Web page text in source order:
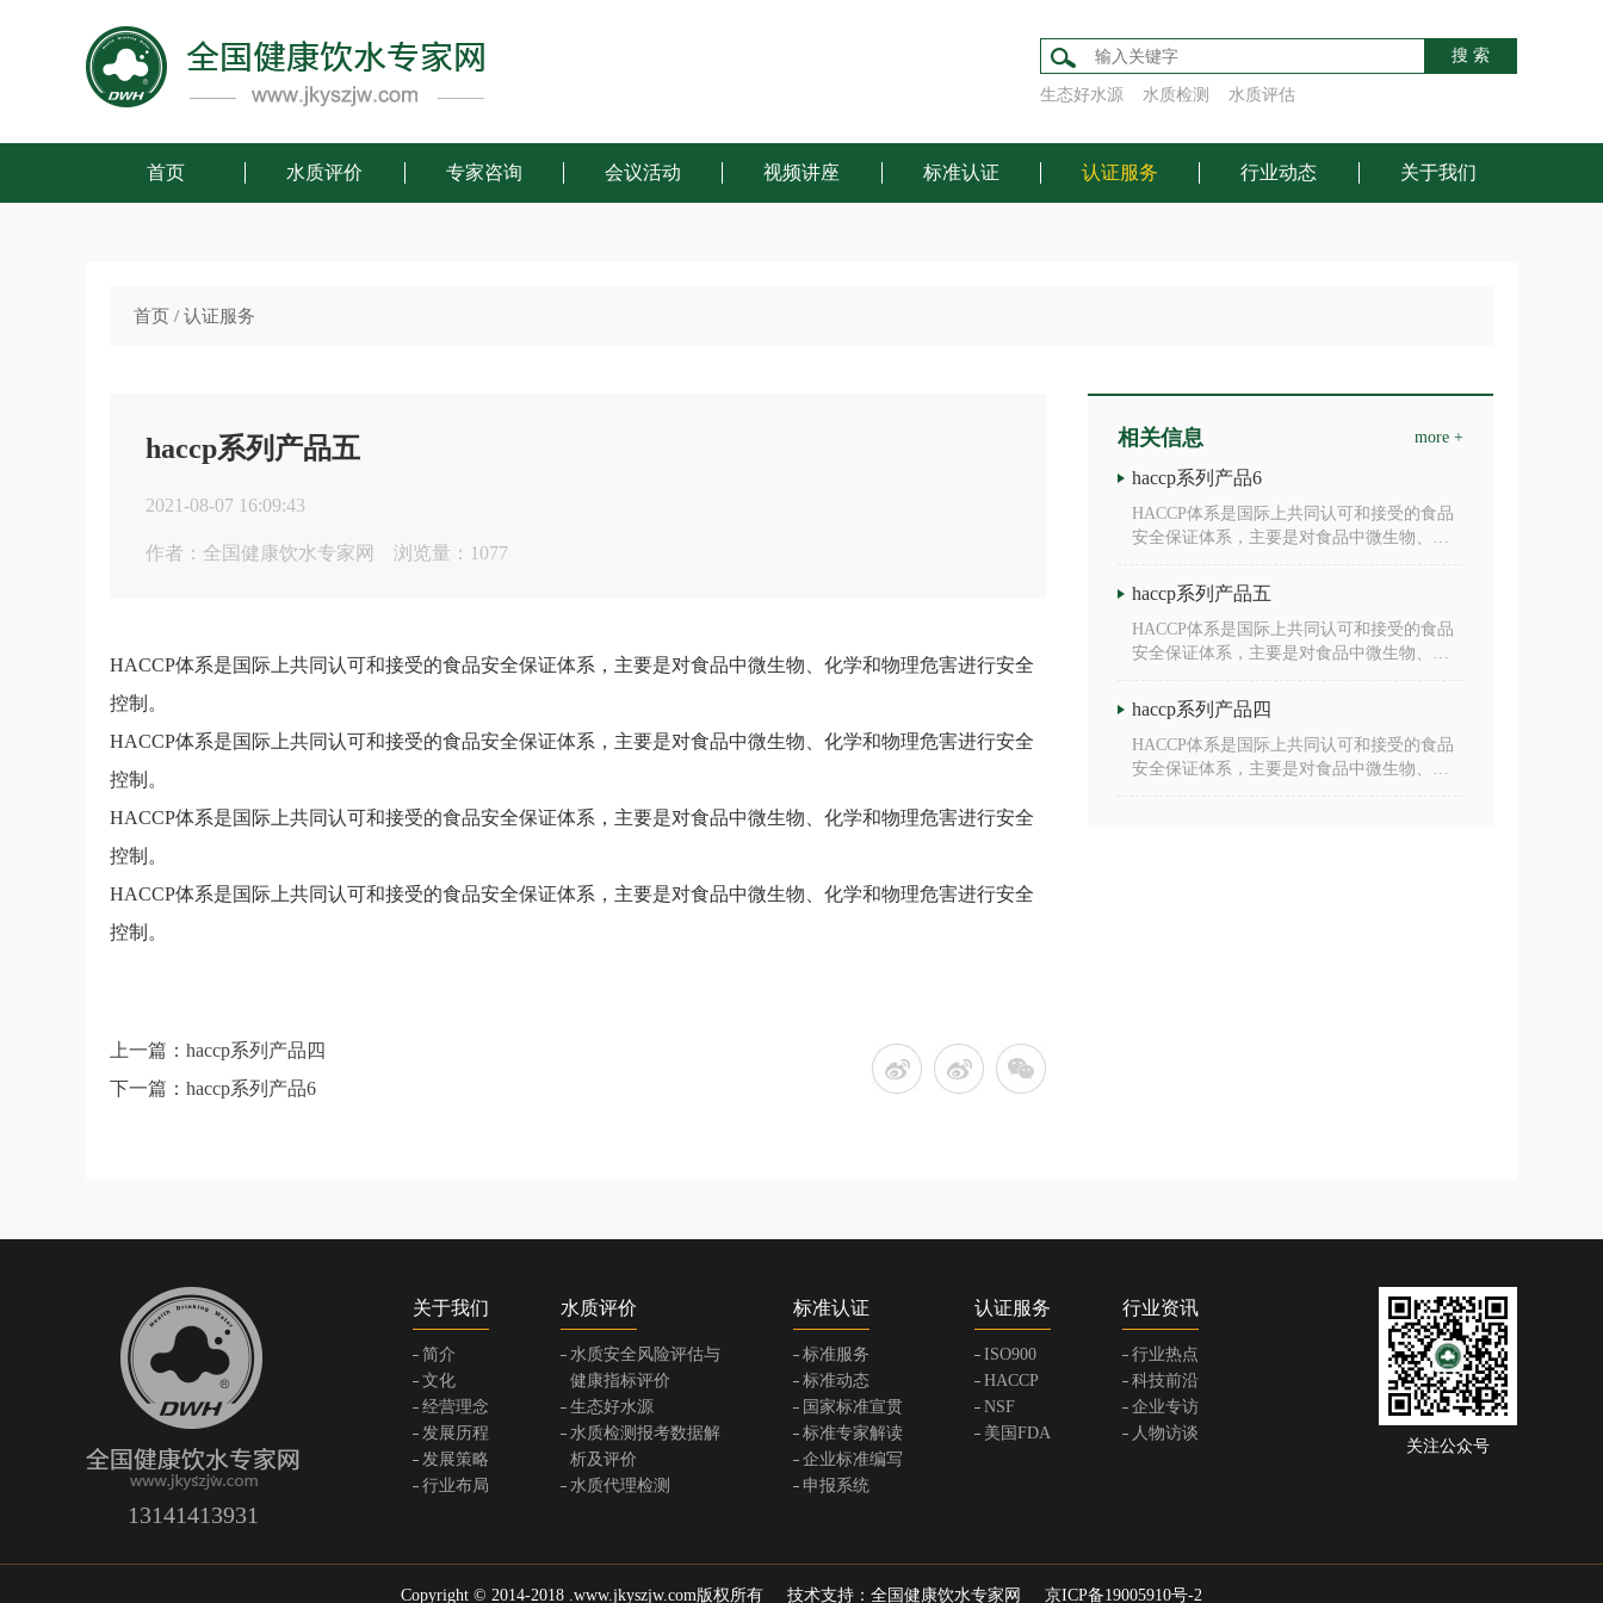
搜 索
生态好水源 水质检测 水质评估
首页 水质评价 专家咨询 会议活动 视频讲座 标准认证 认证服务 行业动态 关于我们
首页 / 认证服务
haccp系列产品五
2021-08-07 16:09:43
作者：全国健康饮水专家网 浏览量：1077
HACCP体系是国际上共同认可和接受的食品安全保证体系，主要是对食品中微生物、化学和物理危害进行安全
控制。
HACCP体系是国际上共同认可和接受的食品安全保证体系，主要是对食品中微生物、化学和物理危害进行安全
控制。
HACCP体系是国际上共同认可和接受的食品安全保证体系，主要是对食品中微生物、化学和物理危害进行安全
控制。
HACCP体系是国际上共同认可和接受的食品安全保证体系，主要是对食品中微生物、化学和物理危害进行安全
控制。
上一篇： haccp系列产品四
下一篇： haccp系列产品6
相关信息 more +
haccp系列产品6
HACCP体系是国际上共同认可和接受的食品
安全保证体系，主要是对食品中微生物、化
haccp系列产品五
HACCP体系是国际上共同认可和接受的食品
安全保证体系，主要是对食品中微生物、化
haccp系列产品四
HACCP体系是国际上共同认可和接受的食品
安全保证体系，主要是对食品中微生物、化
13141413931
关于我们
简介
文化
经营理念
发展历程
发展策略
行业布局
水质评价
水质安全风险评估与
健康指标评价
生态好水源
水质检测报考数据解
析及评价
水质代理检测
标准认证
标准服务
标准动态
国家标准宣贯
标准专家解读
企业标准编写
申报系统
认证服务
ISO900
HACCP
NSF
美国FDA
行业资讯
行业热点
科技前沿
企业专访
人物访谈
关注公众号
Copyright © 2014-2018 .www.jkyszjw.com版权所有 技术支持： 全国健康饮水专家网 京ICP备19005910号-2